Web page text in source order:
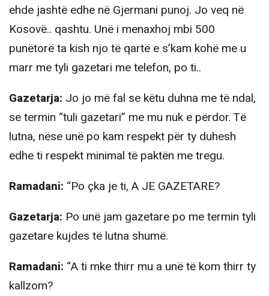
ehde jashtë edhe në Gjermani punoj. Jo veq në
Kosovë.. qashtu. Unë i menaxhoj mbi 500
punëtorë ta kish njo të qartë e s’kam kohë me u
marr me tyli gazetari me telefon, po ti..
Gazetarja: Jo jo më fal se këtu duhna me të ndal,
se termin “tuli gazetari” me mu nuk e përdor. Të
lutna, nëse unë po kam respekt për ty duhesh
edhe ti respekt minimal të paktën me tregu.
Ramadani: “Po çka je ti, A JE GAZETARE?
Gazetarja: Po unë jam gazetare po me termin tyli
gazetare kujdes të lutna shumë.
Ramadani: “A ti mke thirr mu a unë të kom thirr ty
kallzom?